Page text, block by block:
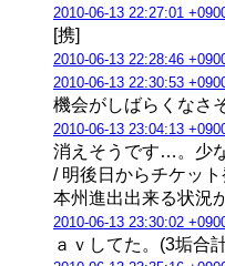
2010-06-13 22:27:01
[携]
2010-06-13 22:28:46
2010-06-13 22:30:53
機会がしばらくなさ
2010-06-13 23:04:13
消えそうです…。少
/ 明後日からチケッ
本州進出出来る状況
2010-06-13 23:30:02
ａｖしてた。(3垢合